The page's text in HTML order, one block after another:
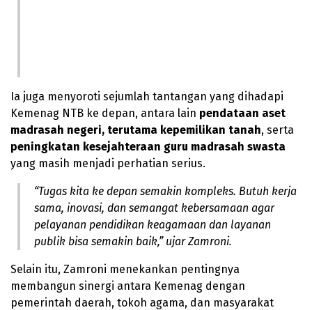
Ia juga menyoroti sejumlah tantangan yang dihadapi
Kemenag NTB ke depan, antara lain pendataan aset
madrasah negeri, terutama kepemilikan tanah, serta
peningkatan kesejahteraan guru madrasah swasta
yang masih menjadi perhatian serius.
“Tugas kita ke depan semakin kompleks. Butuh kerja
sama, inovasi, dan semangat kebersamaan agar
pelayanan pendidikan keagamaan dan layanan
publik bisa semakin baik,” ujar Zamroni.
Selain itu, Zamroni menekankan pentingnya
membangun sinergi antara Kemenag dengan
pemerintah daerah, tokoh agama, dan masyarakat